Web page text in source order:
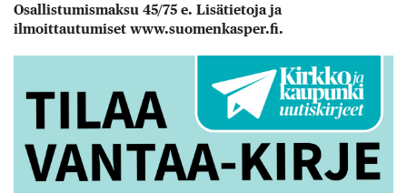
Osallistumismaksu 45/75 e. Lisätietoja ja
ilmoittautumiset www.suomenkasper.fi.